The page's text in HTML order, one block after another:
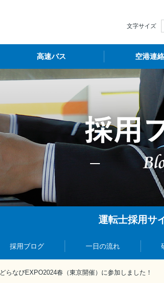
文字サイズ
高速バス 空港連
運転士採用サ
採用ブログ 一日の流れ
どらなびEXPO2024春（東京開催）に参加しました！